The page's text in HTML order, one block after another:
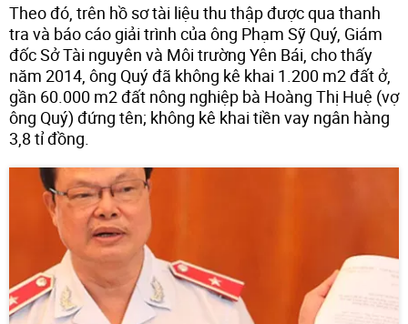
Theo đó, trên hồ sơ tài liệu thu thập được qua thanh
tra và báo cáo giải trình của ông Phạm Sỹ Quý, Giám
đốc Sở Tài nguyên và Môi trường Yên Bái, cho thấy
năm 2014, ông Quý đã không kê khai 1.200 m2 đất ở,
gần 60.000 m2 đất nông nghiệp bà Hoàng Thị Huệ (vợ
ông Quý) đứng tên; không kê khai tiền vay ngân hàng
3,8 tỉ đồng.